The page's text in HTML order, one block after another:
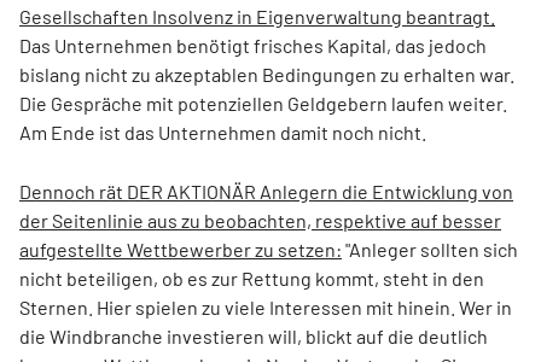
Gesellschaften Insolvenz in Eigenverwaltung beantragt.
Das Unternehmen benötigt frisches Kapital, das jedoch
bislang nicht zu akzeptablen Bedingungen zu erhalten war.
Die Gespräche mit potenziellen Geldgebern laufen weiter.
Am Ende ist das Unternehmen damit noch nicht.
Dennoch rät DER AKTIONÄR Anlegern die Entwicklung von
der Seitenlinie aus zu beobachten, respektive auf besser
aufgestellte Wettbewerber zu setzen: "Anleger sollten sich
nicht beteiligen, ob es zur Rettung kommt, steht in den
Sternen. Hier spielen zu viele Interessen mit hinein. Wer in
die Windbranche investieren will, blickt auf die deutlich